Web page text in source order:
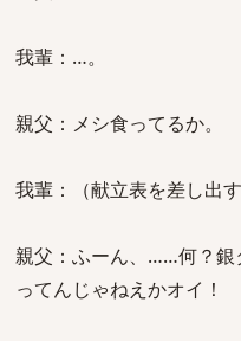
我輩：…。
親父：メシ食ってるか。
我輩：（献立表を差し出す
親父：ふーん、……何？
ってんじゃねえかオイ！